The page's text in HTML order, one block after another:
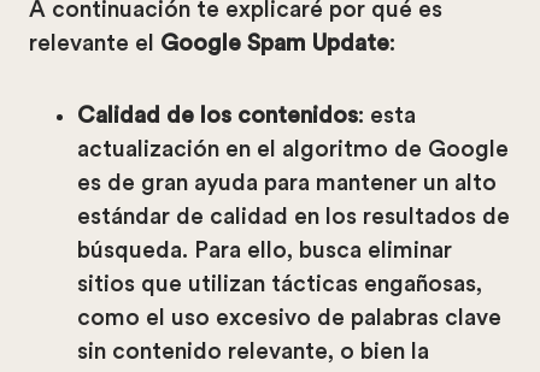
A continuación te explicaré por qué es
relevante el Google Spam Update:
Calidad de los contenidos: esta
actualización en el algoritmo de Google
es de gran ayuda para mantener un alto
estándar de calidad en los resultados de
búsqueda. Para ello, busca eliminar
sitios que utilizan tácticas engañosas,
como el uso excesivo de palabras clave
sin contenido relevante, o bien la